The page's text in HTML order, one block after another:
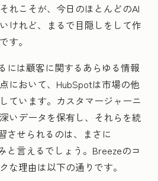
れこそが、今日のほとんどのAI
けれど、まるで目隠しをして作
す。
には顧客に関するあらゆる情報
において、HubSpotは市場の他
ています。カスタマージャーニ
いデータを保有し、それらを統
させられるのは、まさに
と言えるでしょう。Breezeのコ
な理由は以下の通りです。